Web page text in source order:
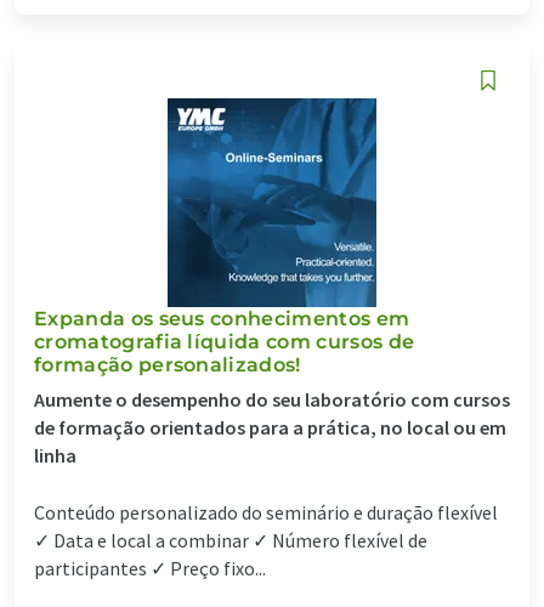
Expanda os seus conhecimentos em
cromatografia líquida com cursos de
formação personalizados!
Aumente o desempenho do seu laboratório com cursos
de formação orientados para a prática, no local ou em
linha
Conteúdo personalizado do seminário e duração flexível
✓ Data e local a combinar ✓ Número flexível de
participantes ✓ Preço fixo...